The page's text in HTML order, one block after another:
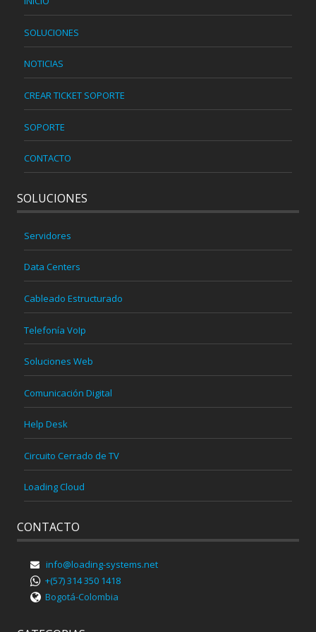
SOLUCIONES
NOTICIAS
CREAR TICKET SOPORTE
SOPORTE
CONTACTO
SOLUCIONES
Servidores
Data Centers
Cableado Estructurado
Telefonía VoIp
Soluciones Web
Comunicación Digital
Help Desk
Circuito Cerrado de TV
Loading Cloud
CONTACTO
info@loading-systems.net
+(57) 314 350 1418
Bogotá-Colombia